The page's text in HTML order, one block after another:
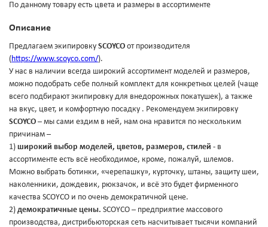
По данному товару есть цвета и размеры в ассортименте
Описание
Предлагаем экипировку SCOYCO от производителя
(https://www.scoyco.com/).
У нас в наличии всегда широкий ассортимент моделей и размеров,
можно подобрать себе полный комплект для конкретных целей (чаще
всего подбирают экипировку для внедорожных покатушек), а также
на вкус, цвет, и комфортную посадку . Рекомендуем экипировку
SCOYCO – мы сами ездим в ней, нам она нравится по нескольким
причинам –
1) широкий выбор моделей, цветов, размеров, стилей - в
ассортименте есть всё необходимое, кроме, пожалуй, шлемов.
Можно выбрать ботинки, «черепашку», курточку, штаны, защиту шеи,
наколенники, дождевик, рюкзачок, и всё это будет фирменного
качества SCOYCO и по очень демократичной цене.
2) демократичные цены. SCOYCO – предприятие массового
производства, дистрибьюторская сеть насчитывает тысячи компаний